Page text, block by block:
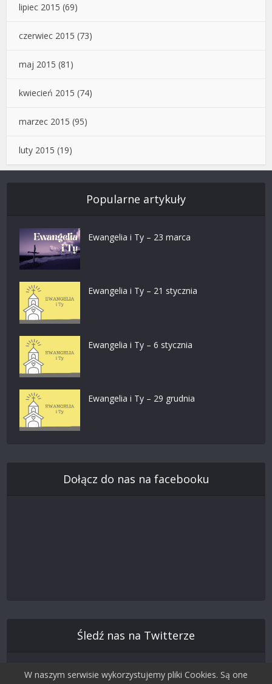
lipiec 2015 (69)
czerwiec 2015 (73)
maj 2015 (81)
kwiecień 2015 (74)
marzec 2015 (95)
luty 2015 (19)
Popularne artykuły
Ewangelia i Ty – 23 marca
Ewangelia i Ty – 21 stycznia
Ewangelia i Ty – 6 stycznia
Ewangelia i Ty – 29 grudnia
Dołącz do nas na facebooku
Śledź nas na Twitterze
W naszym serwisie wykorzystujemy pliki Cookies. Są one